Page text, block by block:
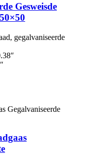
Gesweisde
gegalvaniseerde